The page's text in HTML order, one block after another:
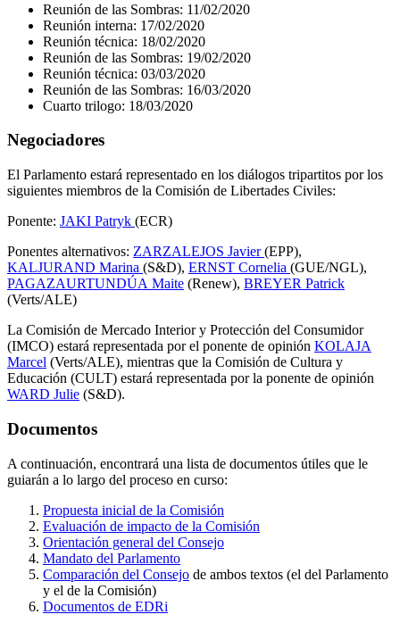
Reunión de las Sombras: 11/02/2020
Reunión interna: 17/02/2020
Reunión técnica: 18/02/2020
Reunión de las Sombras: 19/02/2020
Reunión técnica: 03/03/2020
Reunión de las Sombras: 16/03/2020
Cuarto trilogo: 18/03/2020
Negociadores
El Parlamento estará representado en los diálogos tripartitos por los
siguientes miembros de la Comisión de Libertades Civiles:
Ponente: JAKI Patryk (ECR)
Ponentes alternativos: ZARZALEJOS Javier(EPP),
KALJURAND Marina (S&D), ERNST Cornelia (GUE/NGL),
PAGAZAURTUNDÚA Maite (Renew), BREYER Patrick
(Verts/ALE)
La Comisión de Mercado Interior y Protección del Consumidor
(IMCO) estará representada por el ponente de opinión KOLAJA
Marcel (Verts/ALE), mientras que la Comisión de Cultura y
Educación (CULT) estará representada por la ponente de opinión
WARD Julie (S&D).
Documentos
A continuación, encontrará una lista de documentos útiles que le
guiarán a lo largo del proceso en curso:
Propuesta inicial de la Comisión
Evaluación de impacto de la Comisión
Orientación general del Consejo
Mandato del Parlamento
Comparación del Consejo de ambos textos (el del Parlamento
y el de la Comisión)
Documentos de EDRi